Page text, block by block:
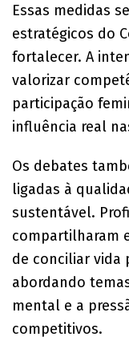
Essas medidas
estratégicos do
fortalecer. A
valorizar
participação
influência real
Os debates
ligadas à
sustentável.
compartilharam
de conciliar vida
abordando
mental e a
competitivos.